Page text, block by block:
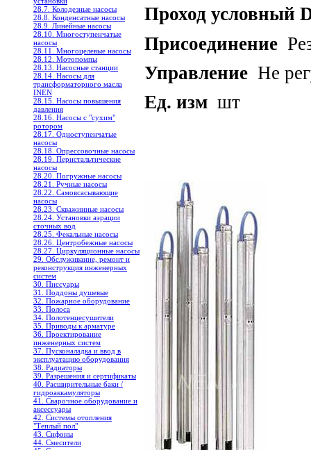
28.7. Колодезные насосы
28.8. Конденсатные насосы
28.9. Линейные насосы
28.10. Многоступенчатые
насосы
28.11. Многоцелевые насосы
28.12. Мотопомпы
28.13. Насосные станции
28.14. Насосы для
трансформаторного масла
INEN
28.15. Насосы повышения
давления
28.16. Насосы с "сухим"
ротором
28.17. Одноступенчатые
насосы
28.18. Опрессовочные насосы
28.19. Перистальтические
насосы
28.20. Погружные насосы
28.21. Ручные насосы
28.22. Самовсасывающие
насосы
28.23. Скважинные насосы
28.24. Установки аэрации
сточных вод
28.25. Фекальные насосы
28.26. Центробежные насосы
28.27. Циркуляционные насосы
29. Обслуживание, ремонт и
реконструкция инженерных
систем
30. Писсуары
31. Поддоны душевые
32. Пожарное оборудование
33. Полоса
34. Полотенцесушители
35. Приводы к арматуре
36. Проектирование
инженерных систем
37. Пусконаладка и ввод в
эксплуатацию оборудования
38. Радиаторы
39. Разрешения и сертификаты
40. Расширительные баки /
гидроаккамуляторы
41. Сварочное оборудование и
аксессуары
42. Системы отопления
"Теплый пол"
43. Сифоны
44. Смесители
Проход условный
Присоединение
Управление Не
Ед. изм шт